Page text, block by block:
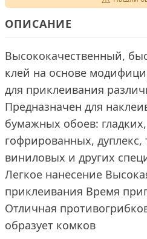
ОПИСАНИЕ
Высококачественный,
клей на основе
для приклеивания
Предназначен для
бумажных обоев:
гофрированных,
виниловых и других
Легкое нанесение
приклеивания Время
Отличная
образует комков